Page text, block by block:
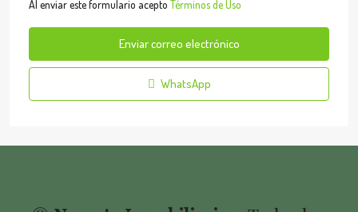
Al enviar este formulario acepto Términos de Uso
Enviar correo electrónico
WhatsApp